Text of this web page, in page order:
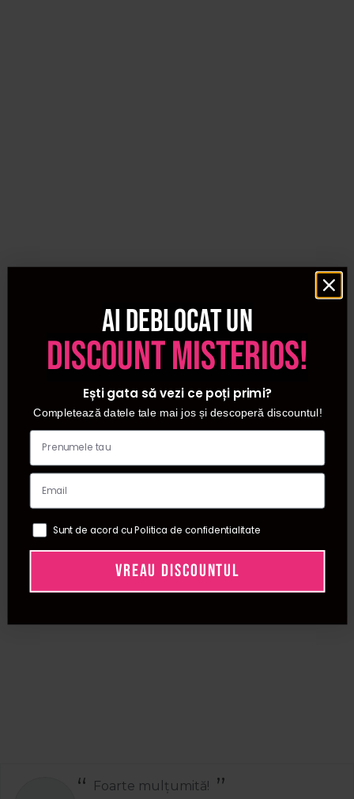
Foarte mulțumită!
Ai deblocat un
discount misterios!
Ești gata să vezi ce poți primi?
Completează datele tale mai jos și descoperă discountul!
Sunt de acord cu Politica de confidentialitate
VREAU DISCOUNTUL